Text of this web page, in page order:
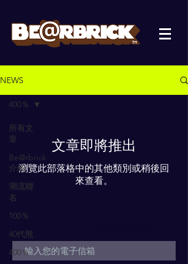
NEWS
所有文
章
Be@rbrick
介紹
潮流聯
名
100％
40代熊
400％
400％
文章即將推出
瀏覽此部落格中的其他類別或稍後回
來查看。